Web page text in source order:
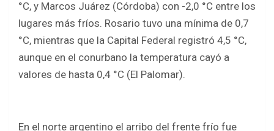
°C, y Marcos Juárez (Córdoba) con -2,0 °C entre los
lugares más fríos. Rosario tuvo una mínima de 0,7
°C, mientras que la Capital Federal registró 4,5 °C,
aunque en el conurbano la temperatura cayó a
valores de hasta 0,4 °C (El Palomar).
En el norte argentino el arribo del frente frío fue